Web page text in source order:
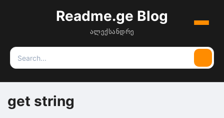
Readme.ge Blog
ალექსანდრე
Menu
Search
for:
get string